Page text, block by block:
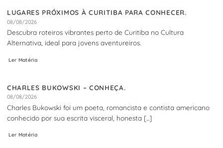
LUGARES PRÓXIMOS À CURITIBA PARA CONHECER.
08/08/2026
Descubra roteiros vibrantes perto de Curitiba no Cultura
Alternativa, ideal para jovens aventureiros.
Ler Matéria
CHARLES BUKOWSKI – CONHEÇA.
08/08/2026
Charles Bukowski foi um poeta, romancista e contista americano
conhecido por sua escrita visceral, honesta [...]
Ler Matéria